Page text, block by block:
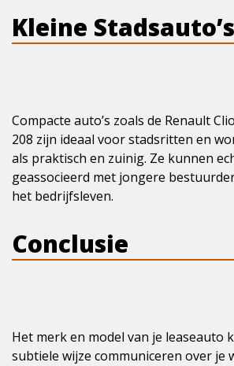
Kleine Stadsauto’s
Compacte auto’s zoals de Renault
208 zijn ideaal voor stadsritten en
als praktisch en zuinig. Ze kunnen
geassocieerd met jongere
het bedrijfsleven.
Conclusie
Het merk en model van je leaseauto
subtiele wijze communiceren over je